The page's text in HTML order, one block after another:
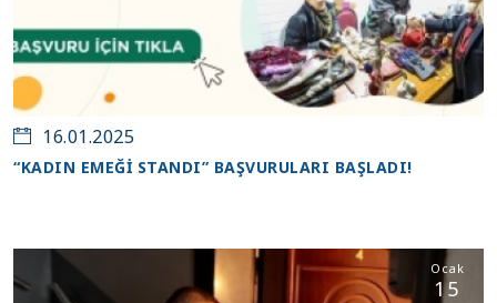
16.01.2025
“KADIN EMEĞİ STANDI” BAŞVURULARI BAŞLADI!
Ocak
15